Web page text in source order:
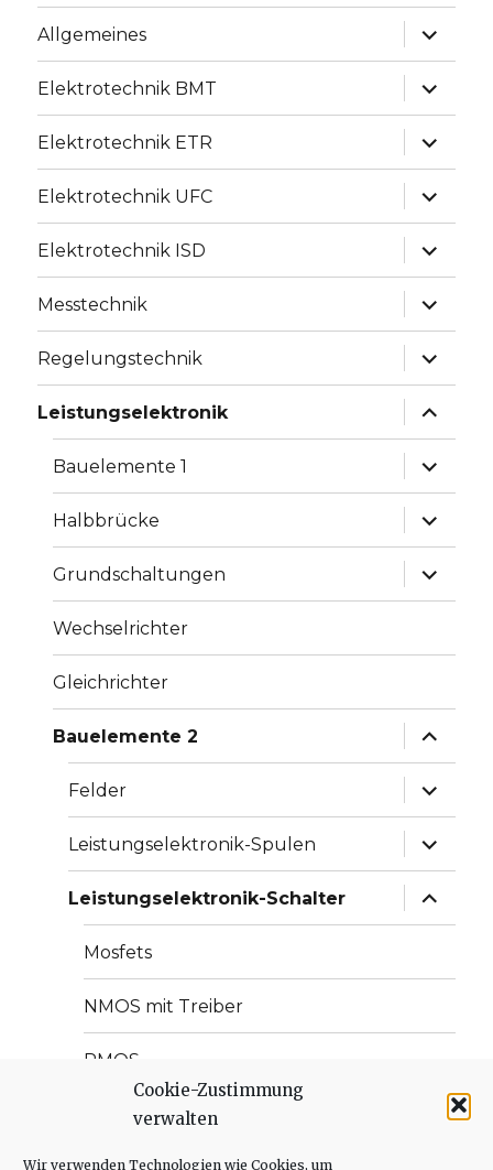
Cookie-Zustimmung
verwalten
Wir verwenden Technologien wie Cookies, um
Allgemeines
Elektrotechnik BMT
Elektrotechnik ETR
Elektrotechnik UFC
Elektrotechnik ISD
Messtechnik
Regelungstechnik
Leistungselektronik
Bauelemente 1
Halbbrücke
Grundschaltungen
Wechselrichter
Gleichrichter
Bauelemente 2
Felder
Leistungselektronik-Spulen
Leistungselektronik-Schalter
Mosfets
NMOS mit Treiber
PMOS
IGBTs